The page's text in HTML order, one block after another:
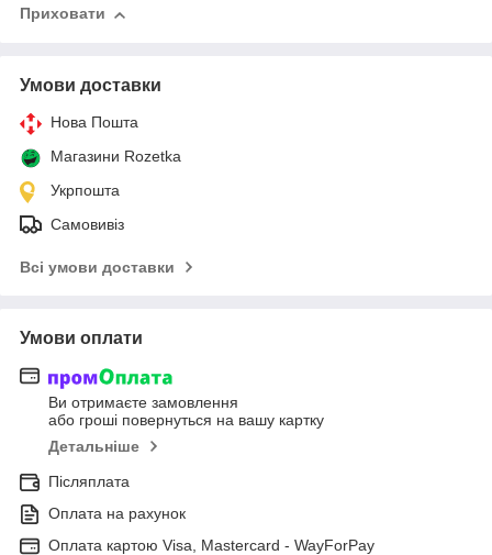
Приховати
Умови доставки
Нова Пошта
Магазини Rozetka
Укрпошта
Самовивіз
Всі умови доставки
Умови оплати
Ви отримаєте замовлення
або гроші повернуться на вашу картку
Детальніше
Післяплата
Оплата на рахунок
Оплата картою Visa, Mastercard - WayForPay